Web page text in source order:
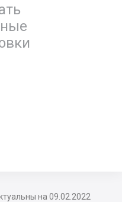
на 09.02.2022